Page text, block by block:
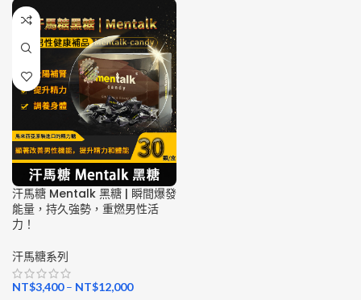
汗馬糖 Mentalk 黑糖 | 瞬間爆發
能量，持久強勢，重燃男性活
力！
汗馬糖系列
NT$3,400– NT$12,000